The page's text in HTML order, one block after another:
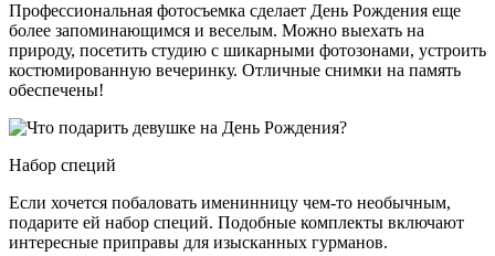
Профессиональная фотосъемка сделает День Рождения еще
более запоминающимся и веселым. Можно выехать на
природу, посетить студию с шикарными фотозонами, устроить
костюмированную вечеринку. Отличные снимки на память
обеспечены!
Набор специй
Если хочется побаловать именинницу чем-то необычным,
подарите ей набор специй. Подобные комплекты включают
интересные приправы для изысканных гурманов.